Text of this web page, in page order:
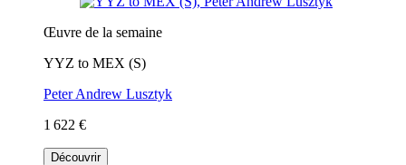
Œuvre de la semaine
YYZ to MEX (S)
Peter Andrew Lusztyk
1 622 €
Découvrir